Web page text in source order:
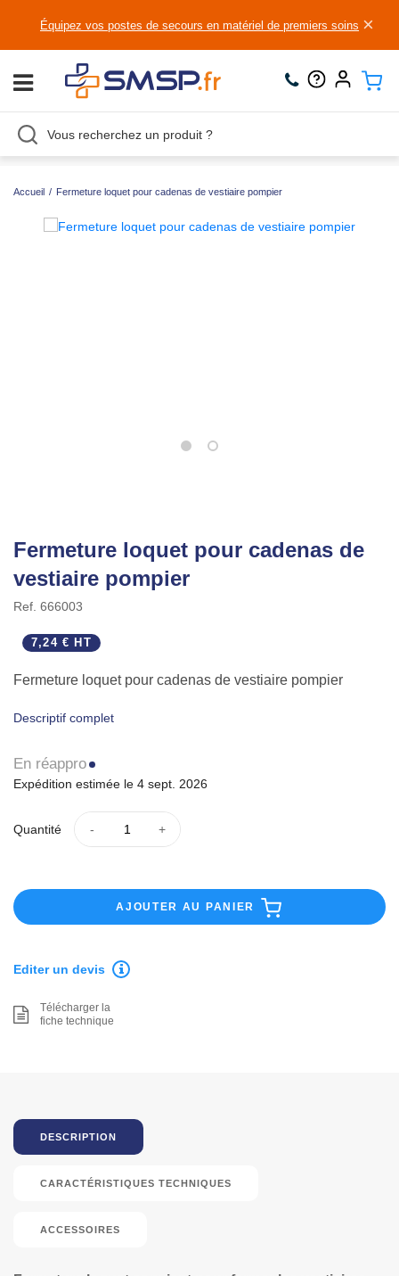
Équipez vos postes de secours en matériel de premiers soins ×
Accueil / Fermeture loquet pour cadenas de vestiaire pompier
Fermeture loquet pour cadenas de
vestiaire pompier
Ref. 666003
7,24 € HT
Fermeture loquet pour cadenas de vestiaire pompier
Descriptif complet
En réappro
Expédition estimée le 4 sept. 2026
Quantité
AJOUTER AU PANIER
Editer un devis
Télécharger la
fiche technique
DESCRIPTION
CARACTÉRISTIQUES TECHNIQUES
ACCESSOIRES